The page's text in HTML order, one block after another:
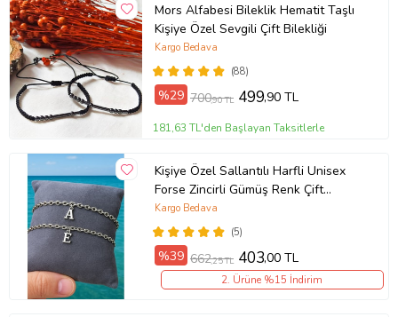
Mors Alfabesi Bileklik Hematit Taşlı
Kişiye Özel Sevgili Çift Bilekliği
(88)
Kargo Bedava
%29 700,90 TL 499,90 TL
181,63 TL'den Başlayan Taksitlerle
Kişiye Özel Sallantılı Harfli Unisex
Forse Zincirli Gümüş Renk Çift
Bilekliği eck09c (Metal)
(5)
Kargo Bedava
%39 662,25 TL 403,00 TL
2. Ürüne %15 İndirim